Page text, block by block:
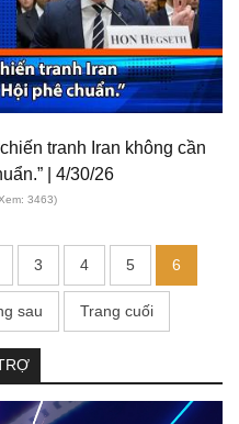
tranh Iran không cần
| 4/30/26
3463)
3 4 5 6
sau Trang cuối